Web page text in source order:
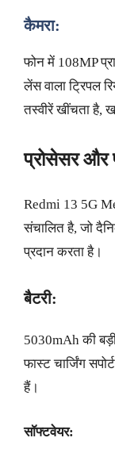
कैमरा:
फोन में 108MP
लेंस वाला ट्रिपल
तस्वीरें खींचता है,
प्रोसेसर और
Redmi 13 5G
संचालित है, जो
प्रदान करता है।
बैटरी:
5030mAh की
फास्ट चार्जिंग
हैं।
सॉफ्टवेयर: